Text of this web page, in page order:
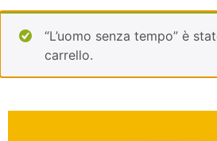
“L’uomo senza tempo” è
carrello.